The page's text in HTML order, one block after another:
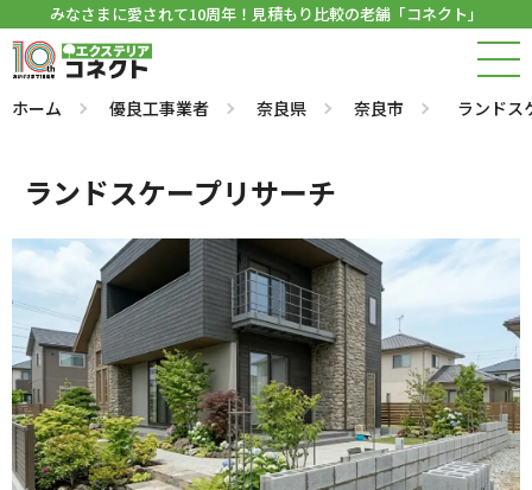
みなさまに愛されて10周年！見積もり比較の老舗「コネクト」
ホーム 優良工事業者 奈良県 奈良市 ランドス
ランドスケープリサーチ